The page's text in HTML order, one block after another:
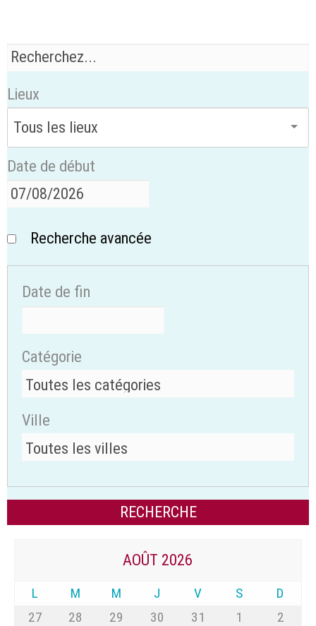
Lieux
Date de début
Recherche avancée
Date de fin
Catégorie
Ville
AOÛT 2026
L M M J V S
D
27
28 29 30 31 1
2